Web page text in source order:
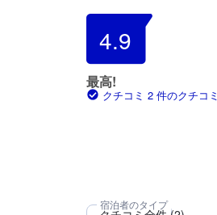
4.9
最高!
クチコミ 2 件のクチコミ